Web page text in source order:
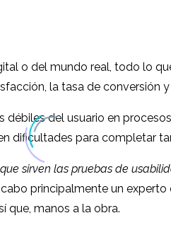
o del mundo real, todo lo
la tasa de conversión
del usuario en
dificultades para completar
sirven las pruebas de
principalmente un
que, manos a la obra.